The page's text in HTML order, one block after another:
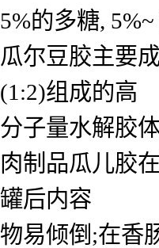
5%的多糖,
瓜尔豆胶主要
(1:2)组成的高
分子量水解胶
肉制品瓜儿胶
罐后内容
物易倾倒;在香